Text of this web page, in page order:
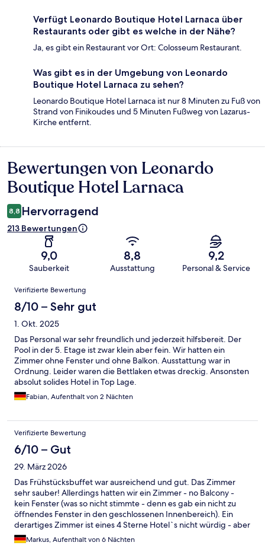
Verfügt Leonardo Boutique Hotel Larnaca über
Restaurants oder gibt es welche in der Nähe?
Ja, es gibt ein Restaurant vor Ort: Colosseum Restaurant.
Was gibt es in der Umgebung von Leonardo
Boutique Hotel Larnaca zu sehen?
Leonardo Boutique Hotel Larnaca ist nur 8 Minuten zu Fuß von
Strand von Finikoudes und 5 Minuten Fußweg von Lazarus-
Kirche entfernt.
Bewertungen
Bewertungen von Leonardo
Boutique Hotel Larnaca
8,8 Hervorragend
213 Bewertungen
9,0
Sauberkeit
8,8
Ausstattung
9,2
Personal & Service
Bewertungen
Verifizierte Bewertung
8/10 – Sehr gut
1. Okt. 2025
Das Personal war sehr freundlich und jederzeit hilfsbereit. Der
Pool in der 5. Etage ist zwar klein aber fein. Wir hatten ein
Zimmer ohne Fenster und ohne Balkon. Ausstattung war in
Ordnung. Leider waren die Bettlaken etwas dreckig. Ansonsten
absolut solides Hotel in Top Lage.
Fabian, Aufenthalt von 2 Nächten
Verifizierte Bewertung
6/10 – Gut
29. März 2026
Das Frühstücksbuffet war ausreichend und gut. Das Zimmer
sehr sauber! Allerdings hatten wir ein Zimmer - no Balcony -
kein Fenster (was so nicht stimmte - denn es gab ein nicht zu
öffnendes Fenster in den geschlossenen Innenbereich). Ein
derartiges Zimmer ist eines 4 Sterne Hotel`s nicht würdig - aber
sie haben uns mit extrem hohen Upgrade-Kosten ein anderes
Zimmer angeboten. Für diesen Preis hätte ich mit Sicherheit ein
Markus, Aufenthalt von 6 Nächten